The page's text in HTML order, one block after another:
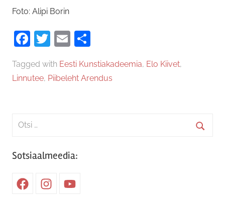
Foto: Alipi Borin
Facebook
Twitter
Email
Tagged with Eesti Kunstiakadeemia, Elo Kiivet,
Linnutee, Piibeleht Arendus
Search
Sotsiaalmeedia:
FacebookInstagramYoutube